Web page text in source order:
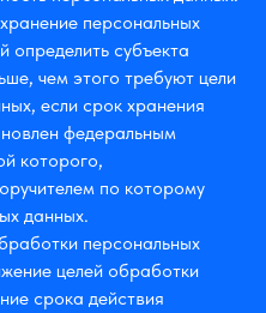
персональных
субъекта
чем этого требуют цели
если срок хранения
федеральным
которого,
по которому
данных.
персональных
целей обработки
срока действия